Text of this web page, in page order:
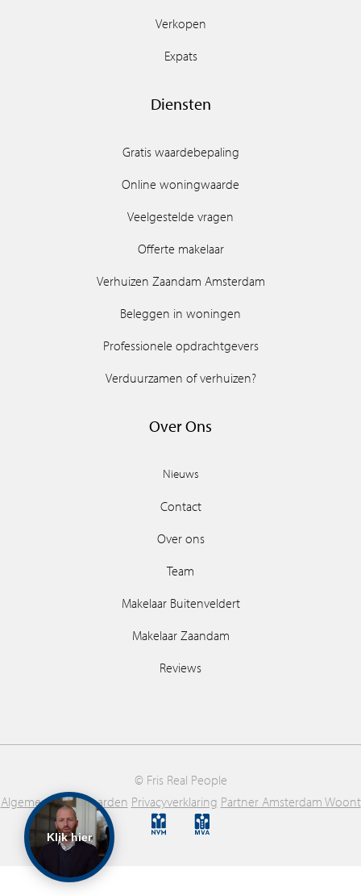
Verkopen
Expats
Diensten
Gratis waardebepaling
Online woningwaarde
Veelgestelde vragen
Offerte makelaar
Verhuizen Zaandam Amsterdam
Beleggen in woningen
Professionele opdrachtgevers
Verduurzamen of verhuizen?
Over Ons
Nieuws
Contact
Over ons
Team
Makelaar Buitenveldert
Makelaar Zaandam
Reviews
© Fris Real People
Algemene voorwaarden Privacyverklaring Partner Amsterdam Woont
Klik hier